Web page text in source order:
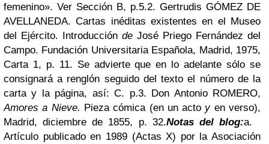
femenino». Ver Sección B, p.5.2. Gertrudis GÓMEZ DE
AVELLANEDA. Cartas inéditas existentes en el Museo
del Ejército. Introducción de José Priego Fernández del
Campo. Fundación Universitaria Española, Madrid, 1975,
Carta 1, p. 11. Se advierte que en lo adelante sólo se
consignará a renglón seguido del texto el número de la
carta y la página, así: C. p.3. Don Antonio ROMERO,
Amores a Nieve. Pieza cómica (en un acto y en verso),
Madrid, diciembre de 1855, p. 32.Notas del blog:a.
Artículo publicado en 1989 (Actas X) por la Asociación